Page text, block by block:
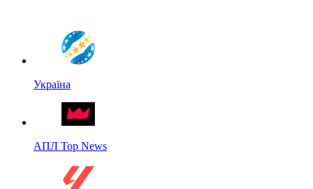
Україна
АПЛ Top News